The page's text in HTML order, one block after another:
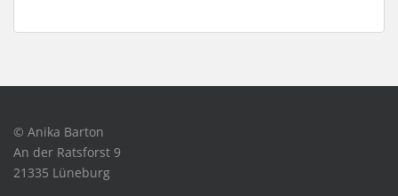
© Anika Barton
An der Ratsforst 9
21335 Lüneburg